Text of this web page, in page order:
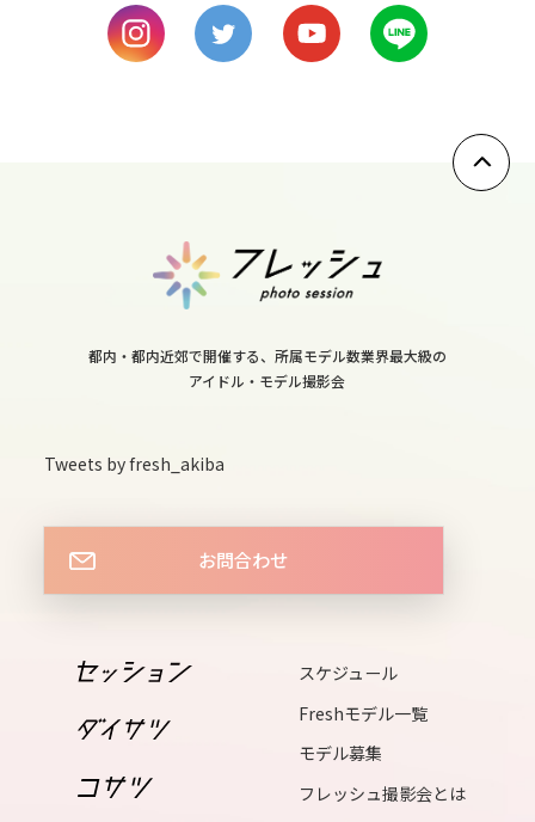
sat
14
15
sat
17
mon
tue
都内・都内近郊で開催する、所属モデル数業界最大級の
アイドル・モデル撮影会
Tweets by fresh_akiba
お問合わせ
スケジュール
Freshモデル一覧
モデル募集
フレッシュ撮影会とは